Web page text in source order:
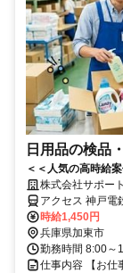
日用品の検品
＜＜人気の高時給
品の検品・梱包】
株式会社サポー
アクセス 神戸
時給1,450円
兵庫県加東市
勤務時間 8:00
仕事内容 【お仕